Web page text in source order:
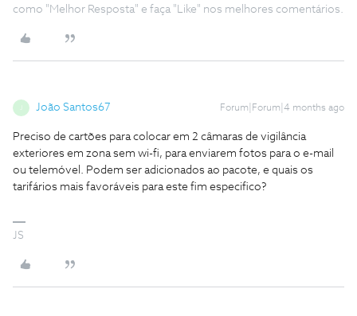
como "Melhor Resposta" e faça "Like" nos melhores comentários.
João Santos67 Forum|Forum|4 months ago
Preciso de cartões para colocar em 2 câmaras de vigilância
exteriores em zona sem wi-fi, para enviarem fotos para o e-mail
ou telemóvel. Podem ser adicionados ao pacote, e quais os
tarifários mais favoráveis para este fim especifico?
JS